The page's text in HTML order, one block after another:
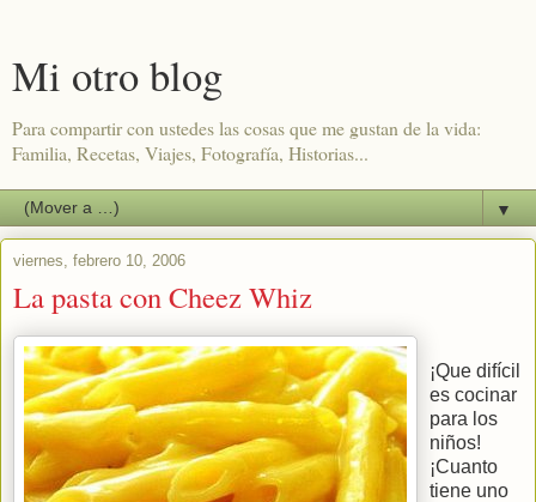
Mi otro blog
Para compartir con ustedes las cosas que me gustan de la vida:
Familia, Recetas, Viajes, Fotografía, Historias...
▼
viernes, febrero 10, 2006
La pasta con Cheez Whiz
¡Que difícil
es cocinar
para los
niños!
¡Cuanto
tiene uno